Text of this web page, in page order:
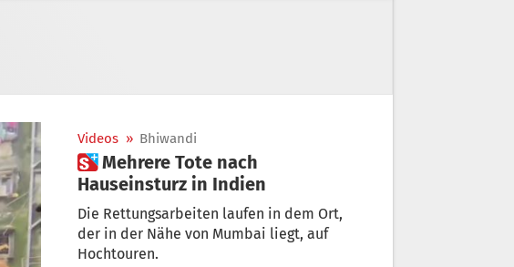
Videos » Bhiwandi
 Mehrere Tote nach
Hauseinsturz in Indien
Die Rettungsarbeiten laufen in dem Ort,
der in der Nähe von Mumbai liegt, auf
Hochtouren.